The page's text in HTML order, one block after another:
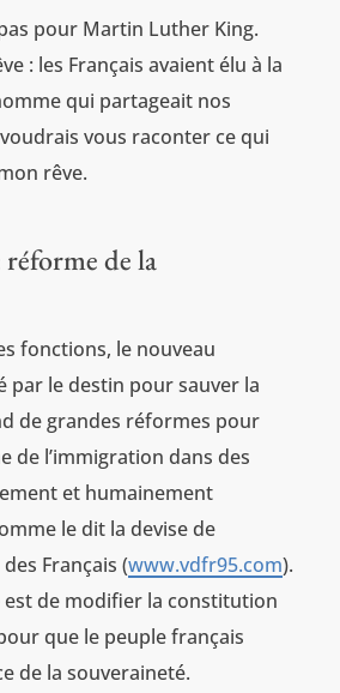
pour Martin Luther King.
: les Français avaient élu à la
qui partageait nos
vous raconter ce qui
rêve.
de la
fonctions, le nouveau
par le destin pour sauver la
de grandes réformes pour
de l’immigration dans des
et humainement
le dit la devise de
Français (www.vdfr95.com).
de modifier la constitution
que le peuple français
de la souveraineté.